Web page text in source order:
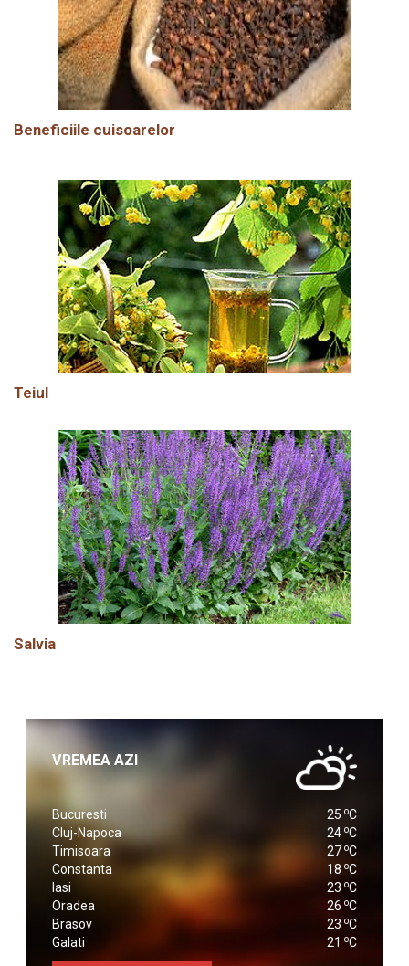
Beneficiile cuisoarelor
Teiul
Salvia
VREMEA AZI
Bucuresti 25 oC
Cluj-Napoca
24 oC
Timisoara
27 oC
Constanta
18 oC
Iasi
23 oC
Oradea
26 oC
Brasov
23 oC
Galati
21 oC